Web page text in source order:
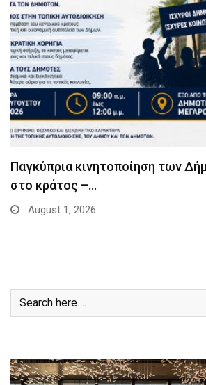
Παγκύπρια κινητοποίηση των
στο κράτος –…
August 1, 2026